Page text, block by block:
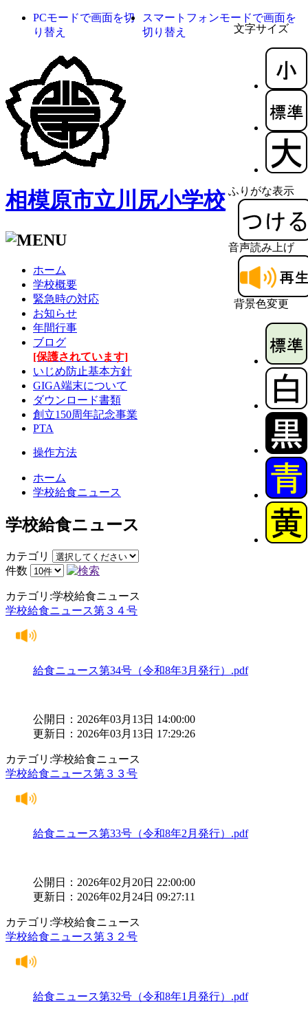
文字サイズ
ふりがな表示
音声読み上げ
背景色変更
PCモードで画面を切
り替え
スマートフォンモードで画面を
切り替え
相模原市立川尻小学校
ホーム
学校概要
緊急時の対応
お知らせ
年間行事
ブログ
[保護されています]
いじめ防止基本方針
GIGA端末について
ダウンロード書類
創立150周年記念事業
PTA
操作方法
ホーム
学校給食ニュース
学校給食ニュース
カテゴリ
件数
カテゴリ:学校給食ニュース
学校給食ニュース第３４号
給食ニュース第34号（令和8年3月発行）.pdf
公開日：2026年03月13日 14:00:00
更新日：2026年03月13日 17:29:26
カテゴリ:学校給食ニュース
学校給食ニュース第３３号
給食ニュース第33号（令和8年2月発行）.pdf
公開日：2026年02月20日 22:00:00
更新日：2026年02月24日 09:27:11
カテゴリ:学校給食ニュース
学校給食ニュース第３２号
給食ニュース第32号（令和8年1月発行）.pdf